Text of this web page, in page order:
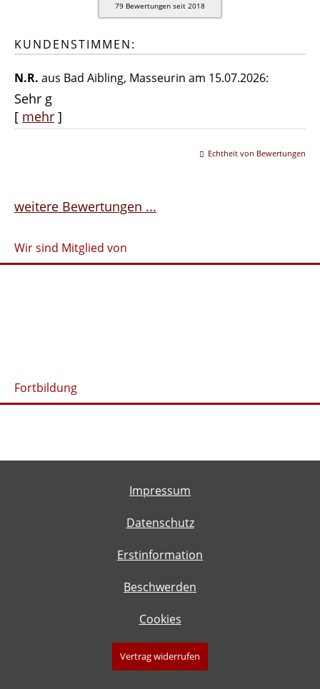
79 Bewertungen seit 2018
KUNDENSTIMMEN:
N.R. aus Bad Aibling, Masseurin am 15.07.2026:
Sehr g
[ mehr ]
Echtheit von Bewertungen
weitere Bewertungen ...
Wir sind Mitglied von
Fortbildung
Impressum
Datenschutz
Erstinformation
Beschwerden
Cookies
Vertrag widerrufen